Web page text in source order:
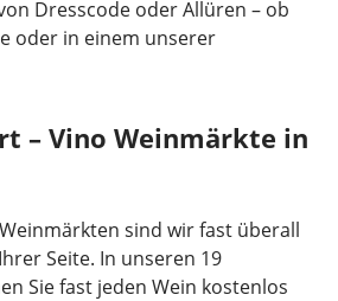
Dresscode oder Allüren – ob
oder in einem unserer
– Vino Weinmärkte in
sind wir fast überall
Seite. In unseren 19
Sie fast jeden Wein kostenlos